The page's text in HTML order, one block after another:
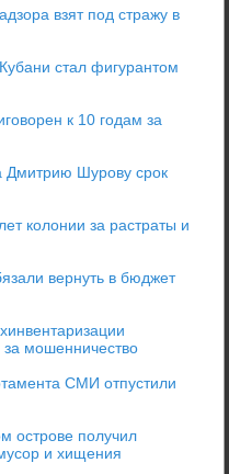
взят под стражу в
стал фигурантом
к 10 годам за
Дмитрию Шурову срок
колонии за растраты и
вернуть в бюджет
за мошенничество
СМИ отпустили
острове получил
и хищения